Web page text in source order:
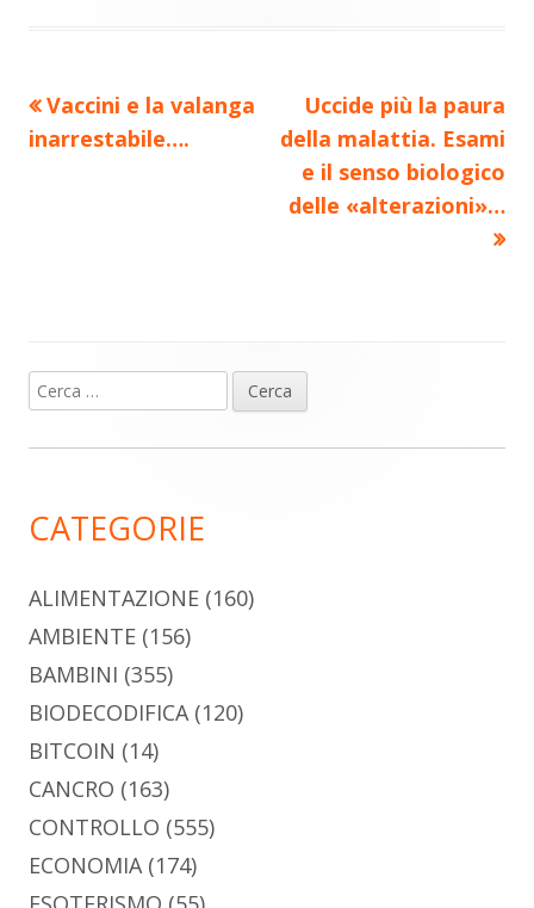
Navigazione
Precedente
articolo:
Vaccini e la valanga
inarrestabile….
Nuovo
articolo:
Uccide più la paura
della malattia. Esami
e il senso biologico
delle «alterazioni»…
Barra
laterale
Ricerca
per:
CATEGORIE
ALIMENTAZIONE (160)
AMBIENTE (156)
BAMBINI (355)
BIODECODIFICA(120)
BITCOIN (14)
CANCRO (163)
CONTROLLO (555)
ECONOMIA(174)